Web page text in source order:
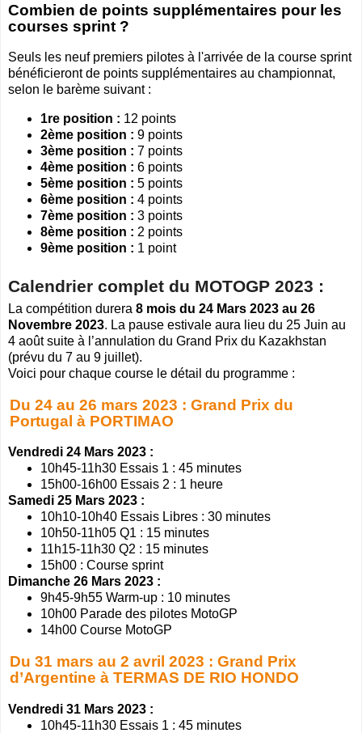
Combien de points supplémentaires pour les
courses sprint ?
Seuls les neuf premiers pilotes à l'arrivée de la course sprint
bénéficieront de points supplémentaires au championnat,
selon le barème suivant :
1re position : 12 points
2ème position : 9 points
3ème position : 7 points
4ème position : 6 points
5ème position : 5 points
6ème position : 4 points
7ème position : 3 points
8ème position : 2 points
9ème position : 1 point
Calendrier complet du MOTOGP 2023 :
La compétition durera 8 mois du 24 Mars 2023 au 26
Novembre 2023. La pause estivale aura lieu du 25 Juin au
4 août suite à l’annulation du Grand Prix du Kazakhstan
(prévu du 7 au 9 juillet).
Voici pour chaque course le détail du programme :
Du 24 au 26 mars 2023 : Grand Prix du
Portugal à PORTIMAO
Vendredi 24 Mars 2023 :
10h45-11h30 Essais 1 : 45 minutes
15h00-16h00 Essais 2 : 1 heure
Samedi 25 Mars 2023 :
10h10-10h40 Essais Libres : 30 minutes
10h50-11h05 Q1 : 15 minutes
11h15-11h30 Q2 : 15 minutes
15h00 : Course sprint
Dimanche 26 Mars 2023 :
9h45-9h55 Warm-up : 10 minutes
10h00 Parade des pilotes MotoGP
14h00 Course MotoGP
Du 31 mars au 2 avril 2023 : Grand Prix
d’Argentine à TERMAS DE RIO HONDO
Vendredi 31 Mars 2023 :
10h45-11h30 Essais 1 : 45 minutes